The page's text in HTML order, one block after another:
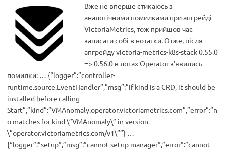
Вже не вперше стикаюсь з
аналогічними помилками при апгрейді
VictoriaMetrics, тож прийшов час
записати собі в нотатки. Отже, після
апгрейду victoria-metrics-k8s-stack 0.55.0
=> 0.56.0 в логах Operator з’явились
помилки: … {“logger”:”controller-
runtime.source.EventHandler”,”msg”:”if kind is a CRD, it should be
installed before calling
Start”,”kind”:”VMAnomaly.operator.victoriametrics.com”,”error”:”n
o matches for kind \”VMAnomaly\” in version
\”operator.victoriametrics.com/v1\””} …
{“logger”:”setup”,”msg”:”cannot setup manager”,”error”:”cannot